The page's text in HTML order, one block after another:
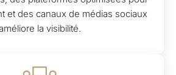
et des canaux de médias sociaux
la visibilité.